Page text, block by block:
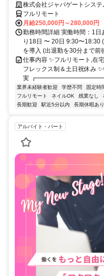
株式会社ジャパゲートシステ
フルリモート
月給250,000円～280,000円
勤務時間詳細 実働時間：1
り18日 〜 20日 9:30〜18:30
を導入 (出退勤を30分まで前
仕事内容 ✨フルリモート,在
フレックス制＆土日祝休み
実 ┏━━━━━━━━━━━┓ ＜
業界未経験者歓迎 学歴不問 固定時
フルリモート
ネイルOK 残業なし
長期歓迎
駅近5分以内 長期休暇あり
アルバイト・パート